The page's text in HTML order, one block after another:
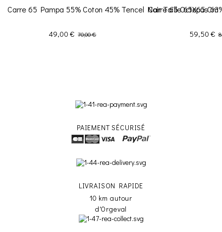
Carre 65 Pampa 55% Coton 45% Tencel Noir Taille 65X65 Cm
Prix
49,00 € Prix de base
70,00 €
Carre 65 Octopus
Prix
59,50 €
PAIEMENT SÉCURISÉ
LIVRAISON RAPIDE
10 km autour
d'Orgeval